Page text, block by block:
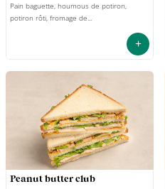
Pain baguette, houmous de potiron,
potiron rôti, fromage de...
+
peanut butter club